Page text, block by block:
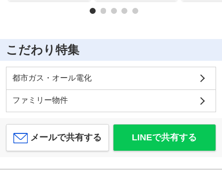
こだわり特集
都市ガス・オール電化
ファミリー物件
メールで共有する LINEで共有する